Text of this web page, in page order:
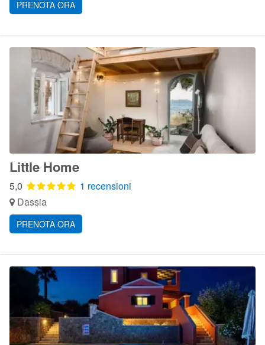
PRENOTA ORA
Little Home
5,0
1 recensioni
Dassia
PRENOTA ORA